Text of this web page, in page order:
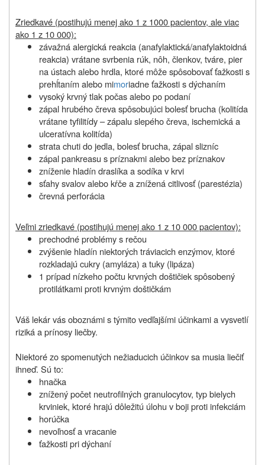
Zriedkavé (postihujú menej ako 1 z 1000 pacientov, ale viac
ako 1 z 10 000):
závažná alergická reakcia (anafylaktická/anafylaktoidná
reakcia) vrátane svrbenia rúk, nôh, členkov, tváre, pier
na ústach alebo hrdla, ktoré môže spôsobovať ťažkosti s
prehĺtaním alebo mimoriadne ťažkosti s dýchaním
vysoký krvný tlak počas alebo po podaní
zápal hrubého čreva spôsobujúci bolesť brucha (kolitída
vrátane tyfilitídy – zápalu slepého čreva, ischemická a
ulceratívna kolitída)
strata chuti do jedla, bolesť brucha, zápal slizníc
zápal pankreasu s príznakmi alebo bez príznakov
zníženie hladín draslíka a sodíka v krvi
sťahy svalov alebo kŕče a znížená citlivosť (parestézia)
črevná perforácia
Veľmi zriedkavé (postihujú menej ako 1 z 10 000 pacientov):
prechodné problémy s rečou
zvýšenie hladín niektorých tráviacich enzýmov, ktoré
rozkladajú cukry (amyláza) a tuky (lipáza)
1 prípad nízkeho počtu krvných doštičiek spôsobený
protilátkami proti krvným doštičkám
Váš lekár vás oboznámi s týmito vedľajšími účinkami a vysvetlí
riziká a prínosy liečby.
Niektoré zo spomenutých nežiaducich účinkov sa musia liečiť
ihneď. Sú to:
hnačka
znížený počet neutrofilných granulocytov, typ bielych
krviniek, ktoré hrajú dôležitú úlohu v boji proti infekciám
horúčka
nevoľnosť a vracanie
ťažkosti pri dýchaní